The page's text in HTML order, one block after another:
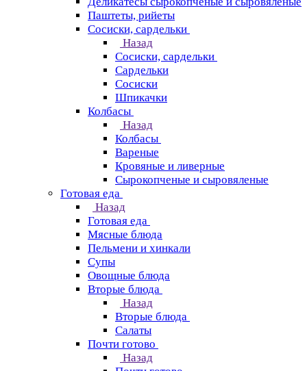
Паштеты, рийеты
Сосиски, сардельки
Назад
Сосиски, сардельки
Сардельки
Сосиски
Шпикачки
Колбасы
Назад
Колбасы
Вареные
Кровяные и ливерные
Сырокопченые и сыровяленые
Готовая еда
Назад
Готовая еда
Мясные блюда
Пельмени и хинкали
Супы
Овощные блюда
Вторые блюда
Назад
Вторые блюда
Салаты
Почти готово
Назад